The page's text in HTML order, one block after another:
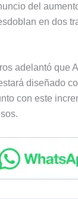
del
en dos
adelantó que
diseñado
con este